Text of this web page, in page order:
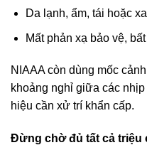
Da lạnh, ẩm, tái hoặc
Mất phản xạ bảo vệ,
NIAAA còn dùng mốc
khoảng nghỉ giữa các
hiệu cần xử trí khẩn cấp.
Đừng chờ đủ tất cả triệu